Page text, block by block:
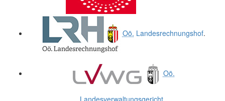
Oö. Landesrechnungshof.
Oö.
Landesverwaltungsgericht